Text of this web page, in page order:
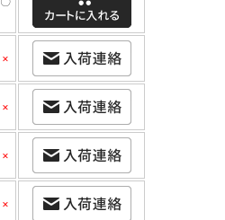
×
×
×
×